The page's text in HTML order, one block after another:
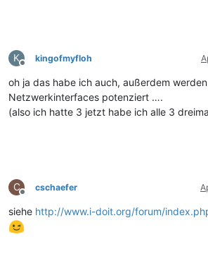
K
Offline
kingofmyfloh
oh ja das habe ich auch, außerdem
Netzwerkinterfaces potenziert ….
(also ich hatte 3 jetzt habe ich alle 3
C
Offline
cschaefer
siehe http://www.i-doit.org/forum/